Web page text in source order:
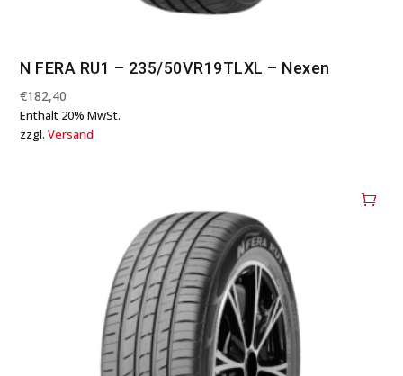
N FERA RU1 – 235/50VR19TLXL – Nexen
€182,40
Enthält 20% MwSt.
zzgl.Versand